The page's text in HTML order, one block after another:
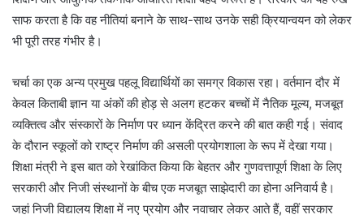
साफ करता है कि वह नीतियां बनाने के साथ-साथ उनके सही क्रियान्वयन को लेकर
भी पूरी तरह गंभीर है।
चर्चा का एक अन्य प्रमुख पहलू विद्यार्थियों का समग्र विकास रहा। वर्तमान दौर में
केवल किताबी ज्ञान या अंकों की होड़ से अलग हटकर बच्चों में नैतिक मूल्य, मजबूत
व्यक्तित्व और संस्कारों के निर्माण पर ध्यान केंद्रित करने की बात कही गई। संवाद
के दौरान स्कूलों को राष्ट्र निर्माण की असली प्रयोगशाला के रूप में देखा गया।
शिक्षा मंत्री ने इस बात को रेखांकित किया कि बेहतर और गुणवत्तापूर्ण शिक्षा के लिए
सरकारी और निजी संस्थानों के बीच एक मजबूत साझेदारी का होना अनिवार्य है।
जहां निजी विद्यालय शिक्षा में नए प्रयोग और नवाचार लेकर आते हैं, वहीं सरकार